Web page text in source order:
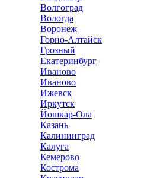
Волгоград
Вологда
Воронеж
Горно-Алтайск
Грозный
Екатеринбург
Иваново
Иваново
Ижевск
Иркутск
Йошкар-Ола
Казань
Калининград
Калуга
Кемерово
Кострома